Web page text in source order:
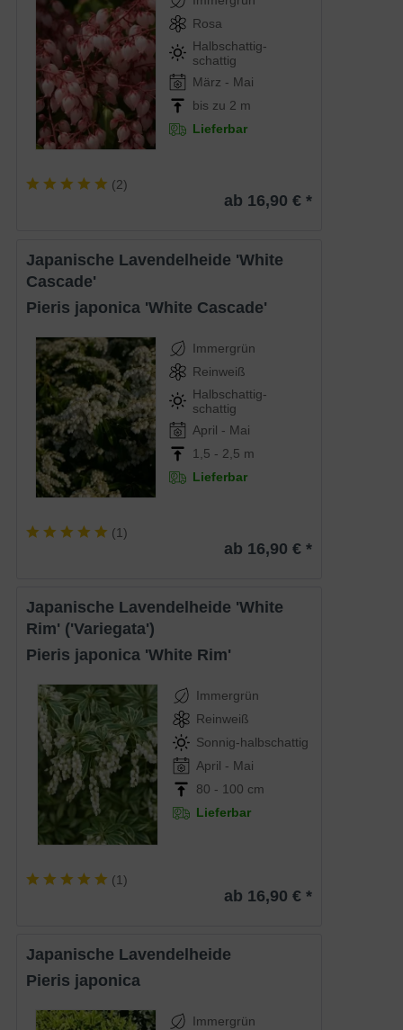
Rosa
Halbschattig-
schattig
März - Mai
bis zu 2 m
Lieferbar
(2)
ab 16,90 € *
Japanische Lavendelheide 'White
Cascade'
Pieris japonica 'White Cascade'
Immergrün
Reinweiß
Halbschattig-
schattig
April - Mai
1,5 - 2,5 m
Lieferbar
(1)
ab 16,90 € *
Japanische Lavendelheide 'White
Rim' ('Variegata')
Pieris japonica 'White Rim'
Immergrün
Reinweiß
Sonnig-halbschattig
April - Mai
80 - 100 cm
Lieferbar
(1)
ab 16,90 € *
Japanische Lavendelheide
Pieris japonica
Immergrün